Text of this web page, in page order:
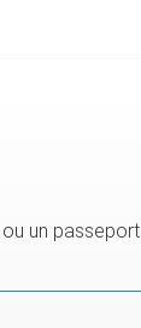
un passeport